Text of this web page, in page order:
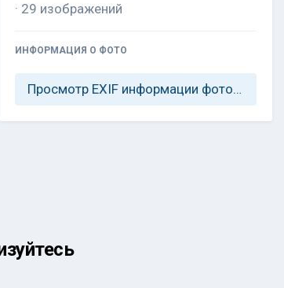
· 29 изображений
ИНФОРМАЦИЯ О ФОТО
Просмотр EXIF информации фотографии